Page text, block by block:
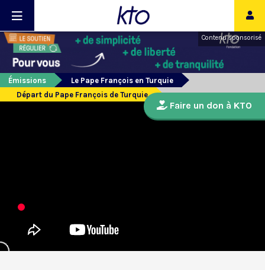
Contenu sponsorisé
Émissions
Le Pape François en Turquie
Départ du Pape François de Turquie
Faire un don à KTO